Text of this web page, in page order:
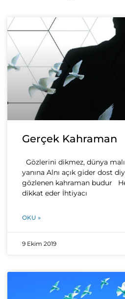
Gerçek Kahraman
Gözlerini dikmez, dünya
yanına Alnı açık gider dost
gözlenen kahraman budur
dikkat eder İhtiyacı
OKU »
9 Ekim 2019